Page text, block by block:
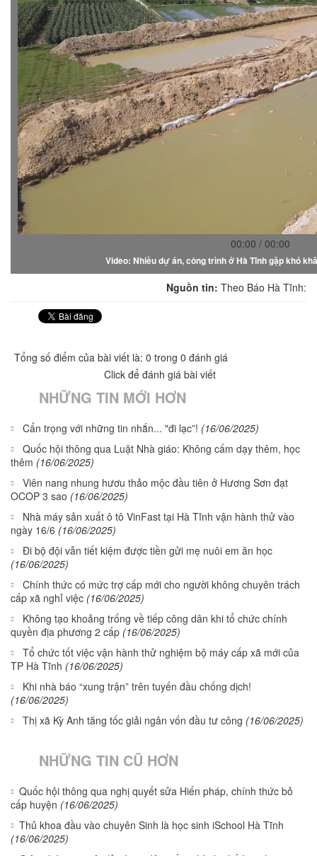
00:00 / 00:00
Video: Nhiều dự án, công trình ở Hà Tĩnh gặp khó
Nguồn tin: Theo Báo Hà Tĩnh:
Tổng số điểm của bài viết là: 0 trong 0 đánh giá
Click để đánh giá bài viết
NHỮNG TIN MỚI HƠN
Cẩn trọng với những tin nhắn... "đi lạc”! (16/06/2025)
Quốc hội thông qua Luật Nhà giáo: Không cấm dạy thêm, học
thêm (16/06/2025)
Viên nang nhung hươu thảo mộc đầu tiên ở Hương Sơn đạt
OCOP 3 sao (16/06/2025)
Nhà máy sản xuất ô tô VinFast tại Hà Tĩnh vận hành thử vào
ngày 16/6 (16/06/2025)
Đi bộ đội vẫn tiết kiệm được tiền gửi mẹ nuôi em ăn học
(16/06/2025)
Chính thức có mức trợ cấp mới cho người không chuyên trách
cấp xã nghỉ việc (16/06/2025)
Không tạo khoảng trống về tiếp công dân khi tổ chức chính
quyền địa phương 2 cấp (16/06/2025)
Tổ chức tốt việc vận hành thử nghiệm bộ máy cấp xã mới của
TP Hà Tĩnh (16/06/2025)
Khi nhà báo “xung trận” trên tuyến đầu chống dịch!
(16/06/2025)
Thị xã Kỳ Anh tăng tốc giải ngân vốn đầu tư công (16/06/2025)
NHỮNG TIN CŨ HƠN
Quốc hội thông qua nghị quyết sửa Hiến pháp, chính thức bỏ
cấp huyện (16/06/2025)
Thủ khoa đầu vào chuyên Sinh là học sinh iSchool Hà Tĩnh
(16/06/2025)